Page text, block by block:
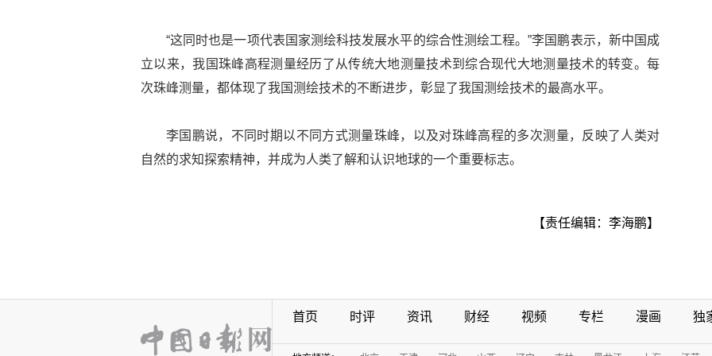
“这同时也是一项代表国家测绘科技发展水平的综合性测绘工程。”李国鹏表示，新中国成
立以来，我国珠峰高程测量经历了从传统大地测量技术到综合现代大地测量技术的转变。每
次珠峰测量，都体现了我国测绘技术的不断进步，彰显了我国测绘技术的最高水平。
李国鹏说，不同时期以不同方式测量珠峰，以及对珠峰高程的多次测量，反映了人类对
自然的求知探索精神，并成为人类了解和认识地球的一个重要标志。
【责任编辑：李海鹏】
首页 时评 资讯 财经 视频 专栏 漫画 独